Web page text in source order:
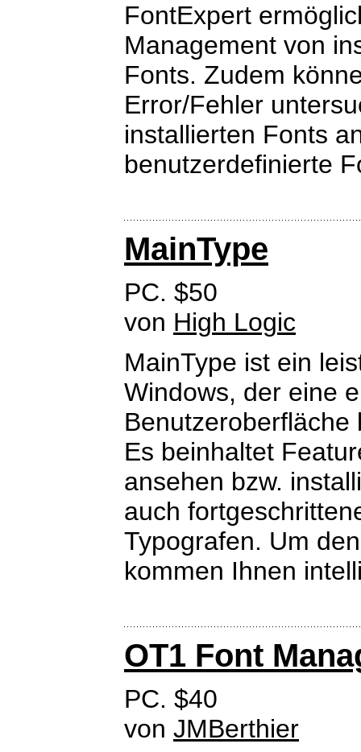
FontExpert
Management von
Fonts. Zudem
Error/Fehler
installierten Fonts
benutzerdefinierte
MainType
PC. $50
von High Logic
MainType ist ein
Windows, der eine
Benutzeroberfläche
Es beinhaltet
ansehen bzw.
auch
Typografen. Um
kommen Ihnen
OT1 Font
PC. $40
von JMBerthier